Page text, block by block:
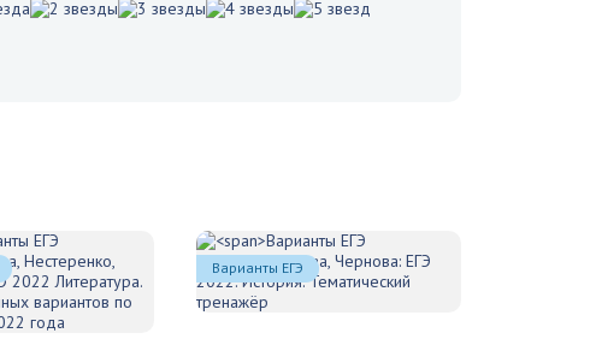
Варианты ЕГЭ